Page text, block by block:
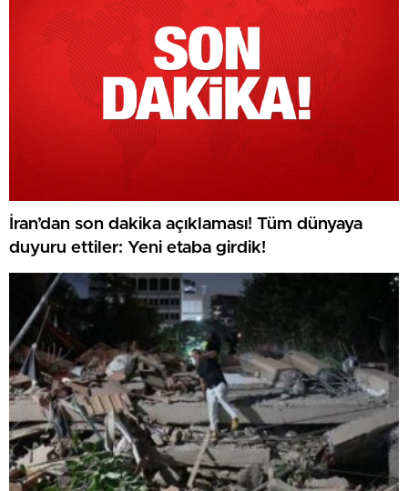
İran’dan son dakika açıklaması! Tüm dünyaya
duyuru ettiler: Yeni etaba girdik!